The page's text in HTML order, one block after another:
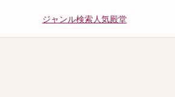
ジャンル検索人気殿堂